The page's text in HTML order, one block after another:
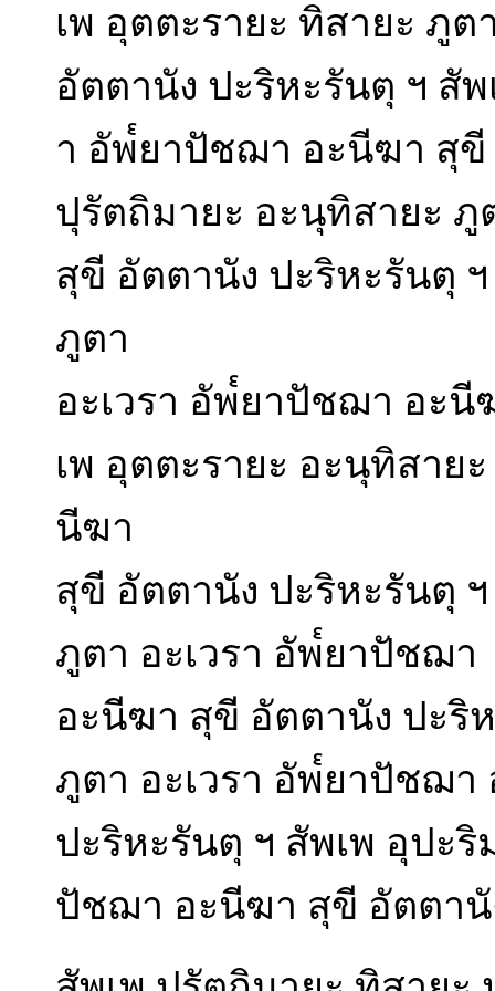
เพ อุตตะรายะ ทิสายะ ภู
อัตตานัง ปะริหะรันตุ ฯ สั
า อัพ๎ยาปัชฌา อะนีฆา สุขี
ปุรัตถิมายะ อะนุทิสายะ
สุขี อัตตานัง ปะริหะรันตุ
ภูตา
อะเวรา อัพ๎ยาปัชฌา อะ
เพ อุตตะรายะ อะนุทิสาย
นีฆา
สุขี อัตตานัง ปะริหะรันตุ
ภูตา อะเวรา อัพ๎ยาปัชฌา
อะนีฆา สุขี อัตตานัง ปะริ
ภูตา อะเวรา อัพ๎ยาปัชฌ
ปะริหะรันตุ ฯ สัพเพ อุปะริ
ปัชฌา อะนีฆา สุขี อัตตานั